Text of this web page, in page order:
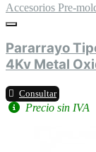
Accesorios Pre-
Pararrayo
4Kv Metal
Consultar
Precio sin IVA